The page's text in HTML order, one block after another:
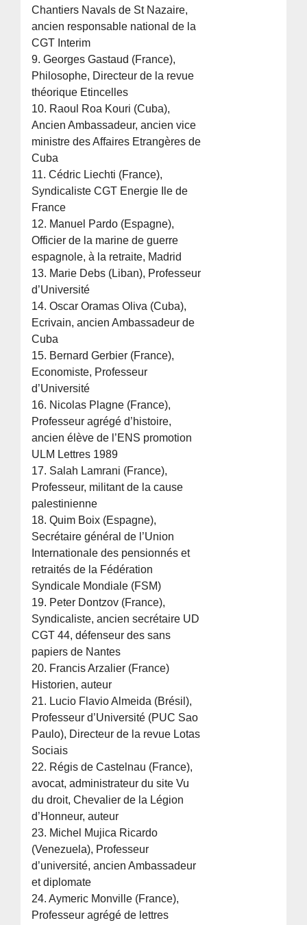
Chantiers Navals de St Nazaire,
ancien responsable national de la
CGT Interim
9. Georges Gastaud (France),
Philosophe, Directeur de la revue
théorique Etincelles
10. Raoul Roa Kouri (Cuba),
Ancien Ambassadeur, ancien vice
ministre des Affaires Etrangères de
Cuba
11. Cédric Liechti (France),
Syndicaliste CGT Energie Ile de
France
12. Manuel Pardo (Espagne),
Officier de la marine de guerre
espagnole, à la retraite, Madrid
13. Marie Debs (Liban), Professeur
d’Université
14. Oscar Oramas Oliva (Cuba),
Ecrivain, ancien Ambassadeur de
Cuba
15. Bernard Gerbier (France),
Economiste, Professeur
d’Université
16. Nicolas Plagne (France),
Professeur agrégé d’histoire,
ancien élève de l’ENS promotion
ULM Lettres 1989
17. Salah Lamrani (France),
Professeur, militant de la cause
palestinienne
18. Quim Boix (Espagne),
Secrétaire général de l’Union
Internationale des pensionnés et
retraités de la Fédération
Syndicale Mondiale (FSM)
19. Peter Dontzov (France),
Syndicaliste, ancien secrétaire UD
CGT 44, défenseur des sans
papiers de Nantes
20. Francis Arzalier (France)
Historien, auteur
21. Lucio Flavio Almeida (Brésil),
Professeur d’Université (PUC Sao
Paulo), Directeur de la revue Lotas
Sociais
22. Régis de Castelnau (France),
avocat, administrateur du site Vu
du droit, Chevalier de la Légion
d’Honneur, auteur
23. Michel Mujica Ricardo
(Venezuela), Professeur
d’université, ancien Ambassadeur
et diplomate
24. Aymeric Monville (France),
Professeur agrégé de lettres